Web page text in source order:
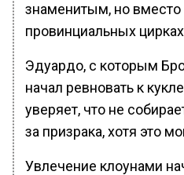
знаменитым, но вместо
провинциальных
Эдуардо, с которым
начал ревновать к
уверяет, что не
за призрака, хотя это
Увлечение клоунами